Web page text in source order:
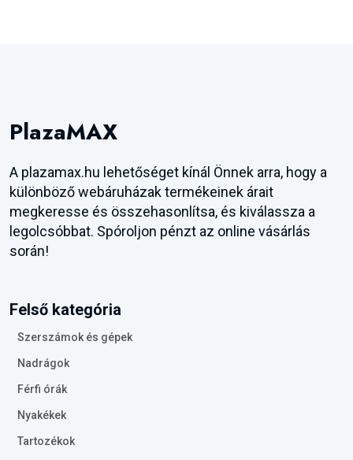
PlazaMAX
A plazamax.hu lehetőséget kínál Önnek arra, hogy a
különböző webáruházak termékeinek árait
megkeresse és összehasonlítsa, és kiválassza a
legolcsóbbat. Spóroljon pénzt az online vásárlás
során!
Felső kategória
Szerszámok és gépek
Nadrágok
Férfi órák
Nyakékek
Tartozékok